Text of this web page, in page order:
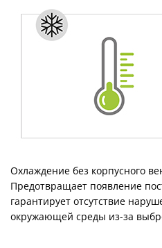
Охлаждение без корпусного
Предотвращает появление
гарантирует отсутствие
окружающей среды из-за